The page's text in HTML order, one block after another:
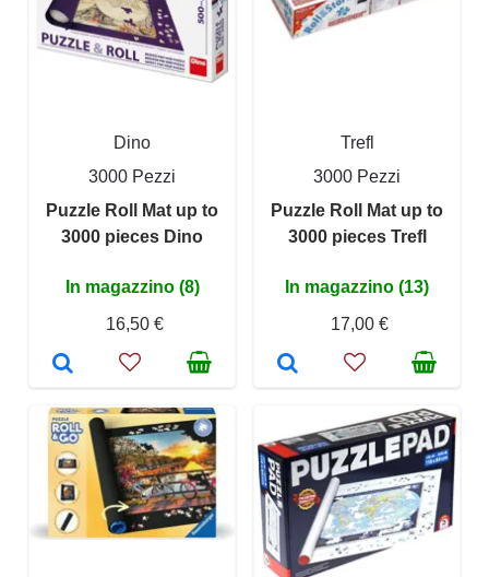
Dino
3000 Pezzi
Puzzle Roll Mat up to
3000 pieces Dino
In magazzino (8)
16,50 €
Trefl
3000 Pezzi
Puzzle Roll Mat up to
3000 pieces Trefl
In magazzino (13)
17,00 €